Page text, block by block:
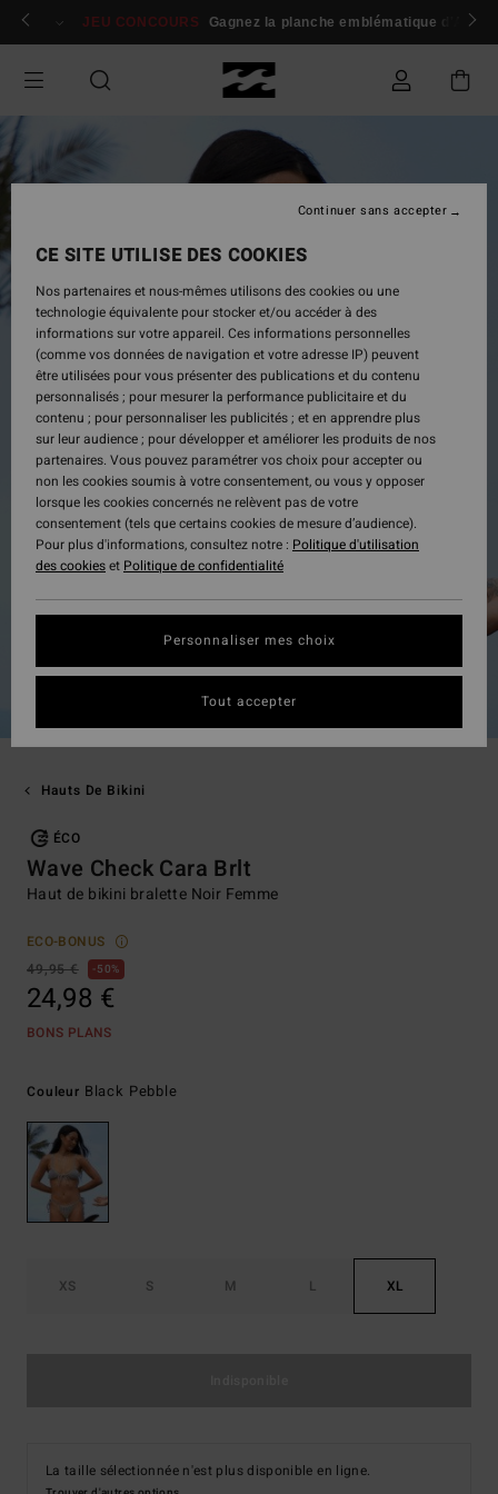
Passer
produit
Se connecter / s'inscrire
JEU CONCOURS Gagnez la planche emblématique d'Andy
Hauts De Bikini
ÉCO
Wave Check Cara Brlt
Haut de bikini bralette Noir Femme
ECO-BONUS
49,95 €
50%
24,98 €
BONS PLANS
Couleur Black Pebble
XS S M L XL
La taille sélectionnée n'est plus disponible en ligne.
CE SITE UTILISE DES COOKIES
Nos partenaires et nous-mêmes utilisons des cookies ou une
technologie équivalente pour stocker et/ou accéder à des
informations sur votre appareil. Ces informations personnelles
(comme vos données de navigation et votre adresse IP) peuvent
être utilisées pour vous présenter des publications et du contenu
personnalisés ; pour mesurer la performance publicitaire et du
contenu ; pour personnaliser les publicités ; et en apprendre plus
sur leur audience ; pour développer et améliorer les produits de nos
partenaires. Vous pouvez paramétrer vos choix pour accepter ou
non les cookies soumis à votre consentement, ou vous y opposer
lorsque les cookies concernés ne relèvent pas de votre
consentement (tels que certains cookies de mesure d’audience).
Pour plus d'informations, consultez notre : Politique d'utilisation
des cookieset Politique de confidentialité
Personnaliser mes choix
Continuer sans accepter
Tout accepter